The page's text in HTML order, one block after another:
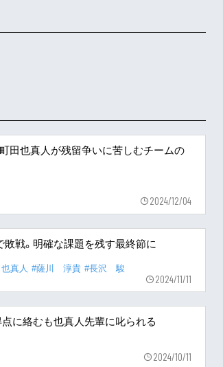
町田也真人が残留争いに苦しむチームの
2024/12/04
戦。明確な課題を残す最終節に
真人 #薩川 淳貴 #長沢 駿
2024/11/11
点に絡むも也真人先輩に叱られる
2024/10/11